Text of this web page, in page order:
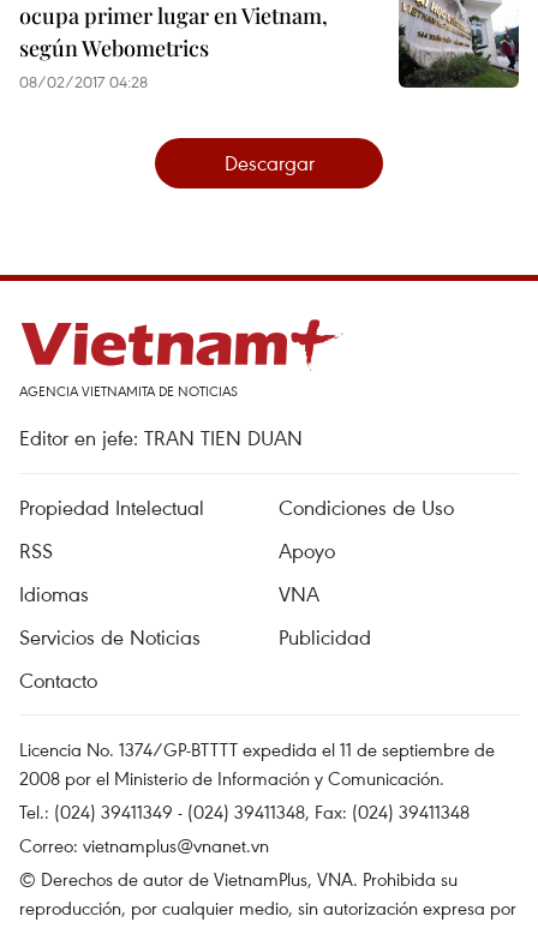
ocupa primer lugar en Vietnam,
según Webometrics
08/02/2017 04:28
Descargar
AGENCIA VIETNAMITA DE NOTICIAS
Editor en jefe: TRAN TIEN DUAN
Propiedad Intelectual
Condiciones de Uso
RSS
Apoyo
Idiomas
VNA
Servicios de Noticias
Publicidad
Contacto
Licencia No. 1374/GP-BTTTT expedida el 11 de septiembre de
2008 por el Ministerio de Información y Comunicación.
Tel.: (024) 39411349 - (024) 39411348, Fax: (024) 39411348
Correo: vietnamplus@vnanet.vn
© Derechos de autor de VietnamPlus, VNA. Prohibida su
reproducción, por cualquier medio, sin autorización expresa por